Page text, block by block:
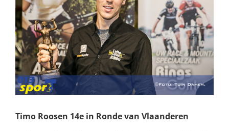
Timo Roosen 14e in Ronde van Vlaanderen